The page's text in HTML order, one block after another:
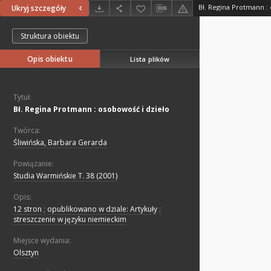
Ukryj szczegóły Bł. Regina Protmann
Struktura obiektu
Opis obiektu Lista plików
Tytuł:
Bł. Regina Protmann : osobowość i dzieło
Twórca:
Śliwińska, Barbara Gerarda
Powiązanie:
Studia Warmińskie T. 38 (2001)
Opis:
12 stron ; opublikowano w dziale: Artykuły ;
streszczenie w języku niemieckim
Miejsce wydania:
Olsztyn